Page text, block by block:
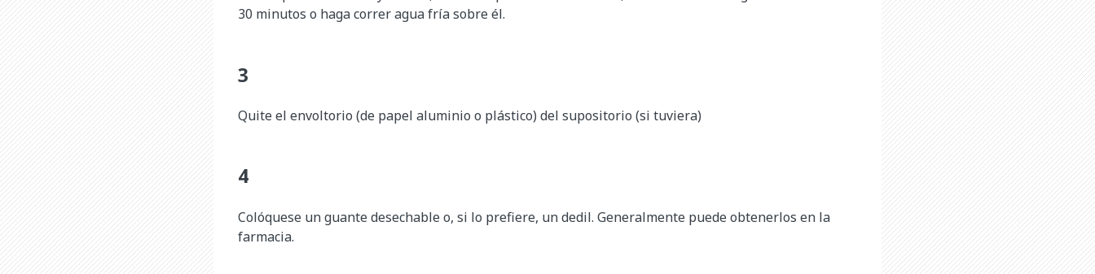
30 minutos o haga correr agua fría sobre él.
Quite el envoltorio (de papel aluminio o plástico) del supositorio (si tuviera)
Colóquese un guante desechable o, si lo prefiere, un dedil. Generalmente puede obtenerlos en la
farmacia.